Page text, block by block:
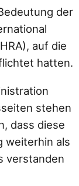
der
auf die
hatten.
stehen
dass diese
weiterhin als
verstanden